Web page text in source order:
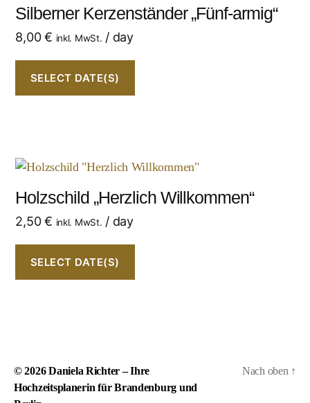
Silberner Kerzenständer „Fünf-armig“
8,00€ inkl. MwSt. / day
SELECT DATE(S)
Holzschild „Herzlich Willkommen“
2,50€ inkl. MwSt. / day
SELECT DATE(S)
© 2026Daniela Richter – Ihre
Hochzeitsplanerin für Brandenburg und
Nach oben ↑